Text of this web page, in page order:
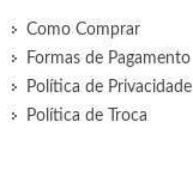
Como Comprar
Formas de Pagamento
Política de Privacidade
Política de Troca